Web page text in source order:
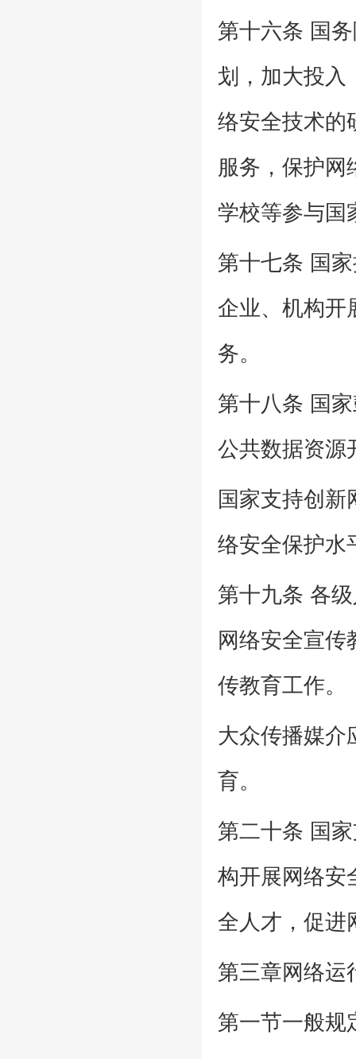
第十六条 国
划，加大投入
络安全技术的
服务，保护网
学校等参与国
第十七条 国
企业、机构开
务。
第十八条 国
公共数据资源
国家支持创
络安全保护水
第十九条 各
网络安全宣
传教育工作。
大众传播媒介
育。
第二十条 国
构开展网络安
全人才，促进
第三章网络运
第一节一般规